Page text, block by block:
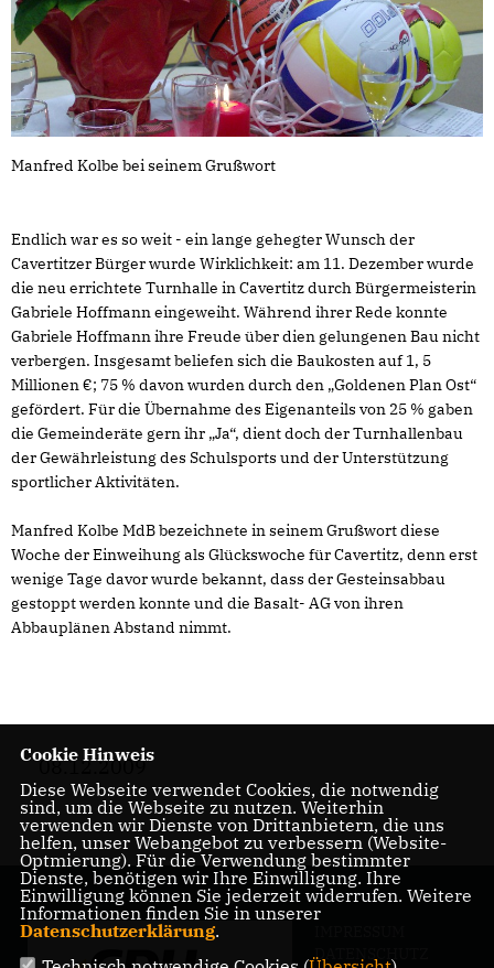
Manfred Kolbe bei seinem Grußwort
Endlich war es so weit - ein lange gehegter Wunsch der
Cavertitzer Bürger wurde Wirklichkeit: am 11. Dezember wurde
die neu errichtete Turnhalle in Cavertitz durch Bürgermeisterin
Gabriele Hoffmann eingeweiht. Während ihrer Rede konnte
Gabriele Hoffmann ihre Freude über dien gelungenen Bau nicht
verbergen. Insgesamt beliefen sich die Baukosten auf 1, 5
Millionen €; 75 % davon wurden durch den „Goldenen Plan Ost“
gefördert. Für die Übernahme des Eigenanteils von 25 % gaben
die Gemeinderäte gern ihr „Ja“, dient doch der Turnhallenbau
der Gewährleistung des Schulsports und der Unterstützung
sportlicher Aktivitäten.
Manfred Kolbe MdB bezeichnete in seinem Grußwort diese
Woche der Einweihung als Glückswoche für Cavertitz, denn erst
wenige Tage davor wurde bekannt, dass der Gesteinsabbau
gestoppt werden konnte und die Basalt- AG von ihren
Abbauplänen Abstand nimmt.
08.12.2009
DATENSCHUTZ
Cookie Hinweis
Diese Webseite verwendet Cookies, die notwendig
sind, um die Webseite zu nutzen. Weiterhin
verwenden wir Dienste von Drittanbietern, die uns
helfen, unser Webangebot zu verbessern (Website-
Optmierung). Für die Verwendung bestimmter
Dienste, benötigen wir Ihre Einwilligung. Ihre
Einwilligung können Sie jederzeit widerrufen. Weitere
Informationen finden Sie in unserer
Datenschutzerklärung.